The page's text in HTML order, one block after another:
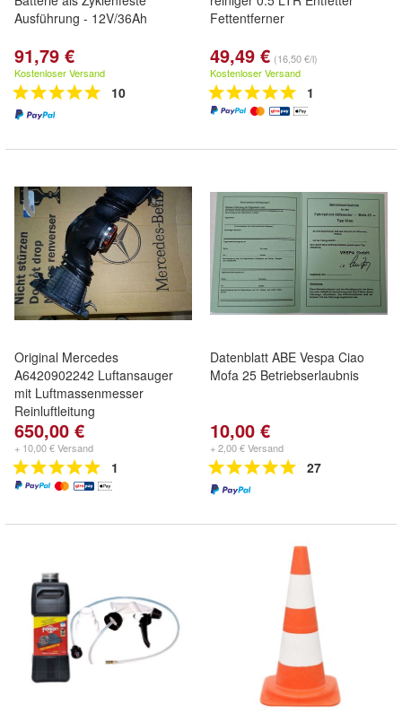
Ausführung - 12V/36Ah
91,79 €
Kostenloser Versand
10
Fettentferner
49,49 € (16,50 €/l)
Kostenloser Versand
1
Original Mercedes
A6420902242 Luftansauger
mit Luftmassenmesser
Reinluftleitung
650,00 €
+ 10,00 € Versand
1
Datenblatt ABE Vespa Ciao
Mofa 25 Betriebserlaubnis
10,00 €
+ 2,00 € Versand
27